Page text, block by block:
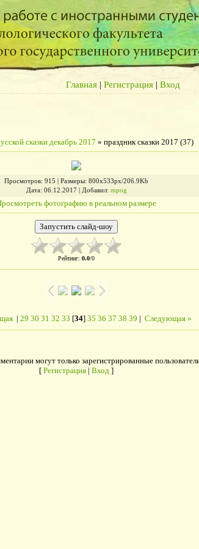
Главная | Регистрация | Вход
сказки декабрь 2017 » праздник сказки 2017 (37)
Просмотров: 915 | Размеры: 800x533px/206.9Kb
Дата: 06.12.2017 | Добавил: mpog
фотографию в реальном размере
Рейтинг: 0.0/0
| 29 30 31 32 33 [34] 35 36 37 38 39 | Следующая »
могут только зарегистрированные
[ Регистрация | Вход ]